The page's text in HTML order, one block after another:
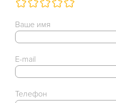
Ваше имя
E-mail
Телефон